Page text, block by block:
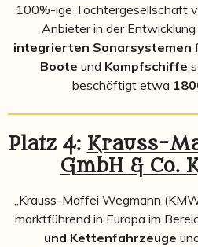
100%-ige Tochtergesellschaft
Anbieter in der
integrierten Sonarsystemen
Boote und Kampfschiffe
beschäftigt etwa
Platz 4: Krauss-
GmbH & Co.
„Krauss-Maffei Wegmann
marktführend in Europa im
und Kettenfahrzeuge